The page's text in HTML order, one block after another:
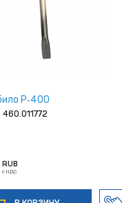
P‑400
460.011772
RUB
с НДС